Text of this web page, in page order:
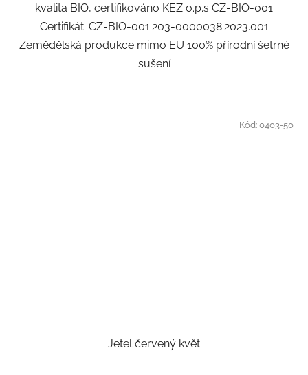
kvalita BIO, certifikováno KEZ o.p.s CZ-BIO-001
Certifikát: CZ-BIO-001.203-0000038.2023.001
Zemědělská produkce mimo EU 100% přírodní šetrné
sušení
Jetel červený květ
Kód:0403-50